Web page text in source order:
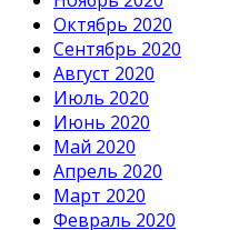
Октябрь 2020
Сентябрь 2020
Август 2020
Июль 2020
Июнь 2020
Май 2020
Апрель 2020
Март 2020
Февраль 2020